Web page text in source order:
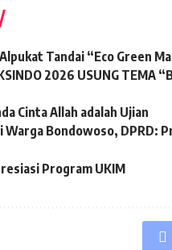
Tandai “Eco Green
2026 USUNG TEMA
Cinta Allah adalah Ujian
Bondowoso, DPRD:
Program UKIM